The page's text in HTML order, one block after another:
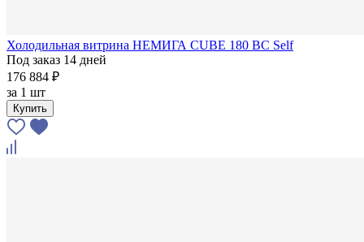
Холодильная витрина НЕМИГА CUBE 180 ВС Self
Под заказ 14 дней
176 884 ₽
за 1 шт
Купить